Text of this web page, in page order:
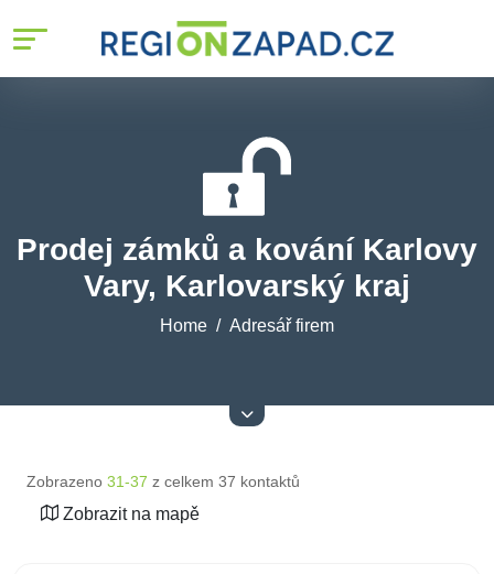
Prodej zámků a kování Karlovy
Vary, Karlovarský kraj
Home Adresář firem
Zobrazeno 31-37 z celkem 37 kontaktů
Zobrazit na mapě